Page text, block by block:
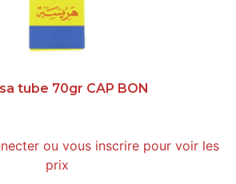
tube 70gr CAP BON
ou vous inscrire pour voir les
prix